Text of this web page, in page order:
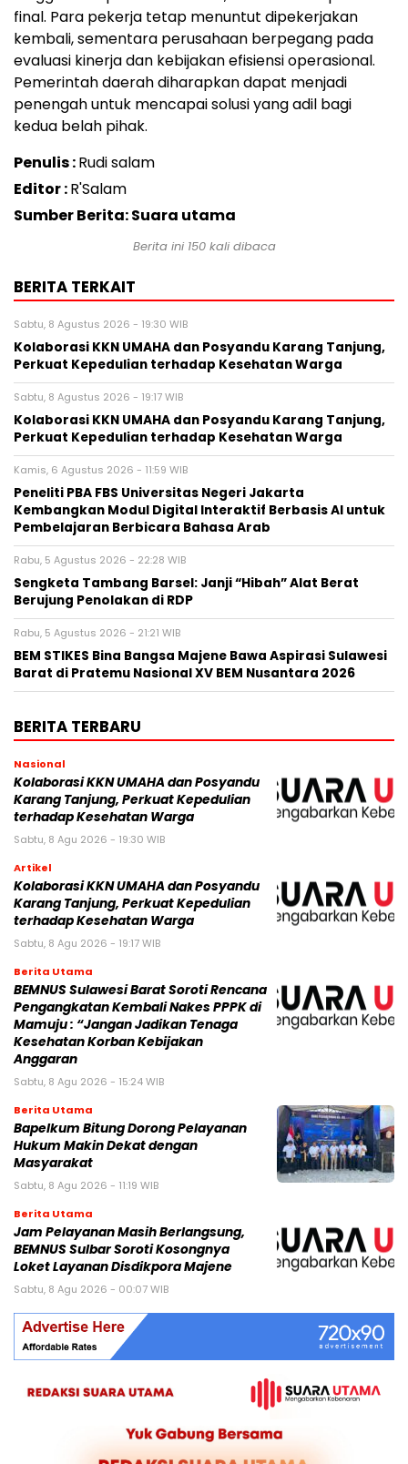
final. Para pekerja tetap menuntut dipekerjakan
kembali, sementara perusahaan berpegang pada
evaluasi kinerja dan kebijakan efisiensi operasional.
Pemerintah daerah diharapkan dapat menjadi
penengah untuk mencapai solusi yang adil bagi
kedua belah pihak.
Penulis :Rudi salam
Editor :R'Salam
Sumber Berita: Suara utama
Berita ini 150kali dibaca
BERITA TERKAIT
Sabtu, 8 Agustus 2026 - 19:30 WIB
Kolaborasi KKN UMAHA dan Posyandu Karang Tanjung,
Perkuat Kepedulian terhadap Kesehatan Warga
Sabtu, 8 Agustus 2026 - 19:17 WIB
Kolaborasi KKN UMAHA dan Posyandu Karang Tanjung,
Perkuat Kepedulian terhadap Kesehatan Warga
Kamis, 6 Agustus 2026 - 11:59 WIB
Peneliti PBA FBS Universitas Negeri Jakarta
Kembangkan Modul Digital Interaktif Berbasis AI untuk
Pembelajaran Berbicara Bahasa Arab
Rabu, 5 Agustus 2026 - 22:28 WIB
Sengketa Tambang Barsel: Janji “Hibah” Alat Berat
Berujung Penolakan di RDP
Rabu, 5 Agustus 2026 - 21:21 WIB
BEM STIKES Bina Bangsa Majene Bawa Aspirasi Sulawesi
Barat di Pratemu Nasional XV BEM Nusantara 2026
BERITA TERBARU
Nasional
Kolaborasi KKN UMAHA dan Posyandu
Karang Tanjung, Perkuat Kepedulian
terhadap Kesehatan Warga
Sabtu, 8 Agu 2026 - 19:30 WIB
Artikel
Kolaborasi KKN UMAHA dan Posyandu
Karang Tanjung, Perkuat Kepedulian
terhadap Kesehatan Warga
Sabtu, 8 Agu 2026 - 19:17 WIB
Berita Utama
BEMNUS Sulawesi Barat Soroti Rencana
Pengangkatan Kembali Nakes PPPK di
Mamuju : “Jangan Jadikan Tenaga
Kesehatan Korban Kebijakan
Anggaran
Sabtu, 8 Agu 2026 - 15:24 WIB
Berita Utama
Bapelkum Bitung Dorong Pelayanan
Hukum Makin Dekat dengan
Masyarakat
Sabtu, 8 Agu 2026 - 11:19 WIB
Berita Utama
Jam Pelayanan Masih Berlangsung,
BEMNUS Sulbar Soroti Kosongnya
Loket Layanan Disdikpora Majene
Sabtu, 8 Agu 2026 - 00:07 WIB